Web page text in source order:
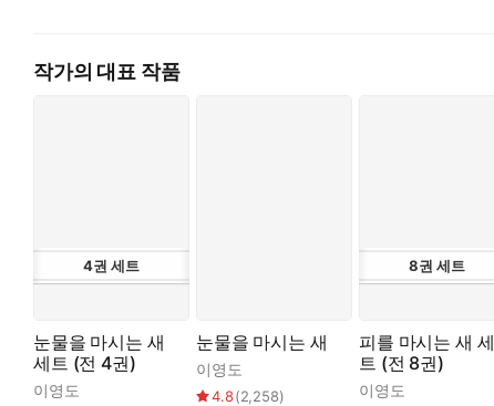
작가의 대표 작품
4권 세트
눈물을 마시는 새
세트 (전 4권)
이영도
눈물을 마시는 새
이영도
4.8(2,258)
8권 세트
피를 마시는 새 세
트 (전 8권)
이영도